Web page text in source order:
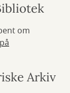
om
Arkiv